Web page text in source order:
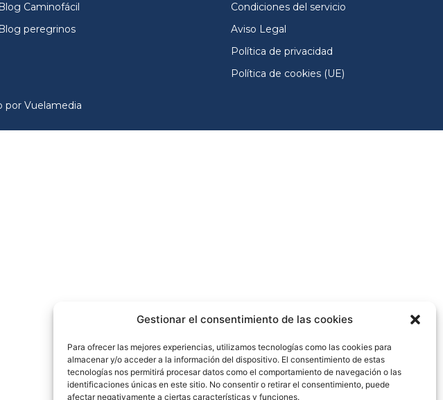
Gestionar el consentimiento de las cookies
Para ofrecer las mejores experiencias, utilizamos tecnologías como las cookies para
almacenar y/o acceder a la información del dispositivo. El consentimiento de estas
tecnologías nos permitirá procesar datos como el comportamiento de navegación o las
identificaciones únicas en este sitio. No consentir o retirar el consentimiento, puede
afectar negativamente a ciertas características y funciones.
Blog Caminofácil
Blog peregrinos
Condiciones del servicio
Aviso Legal
Política de privacidad
Política de cookies (UE)
por Vuelamedia